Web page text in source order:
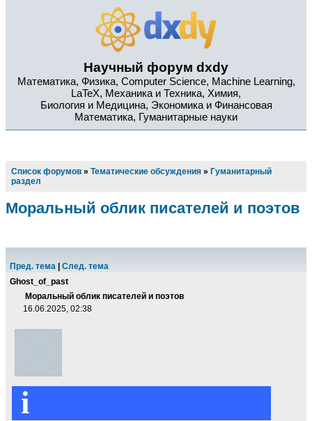
Научный форум dxdy
Математика, Физика, Computer Science, Machine Learning,
LaTeX, Механика и Техника, Химия,
Биология и Медицина, Экономика и Финансовая
Математика, Гуманитарные науки
Список форумов » Тематические обсуждения » Гуманитарный
раздел
Моральный облик писателей и поэтов
Пред. тема
След. тема
Ghost_of_past
Моральный облик писателей и поэтов
16.06.2025, 02:38
i